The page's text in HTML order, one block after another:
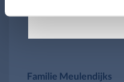
Familie Meulendijks